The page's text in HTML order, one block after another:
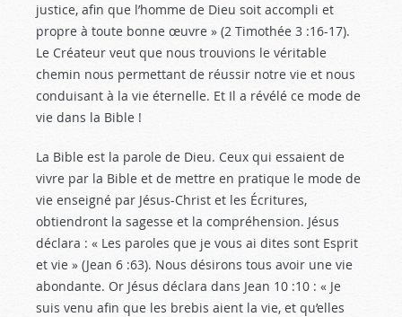
justice, afin que l’homme de Dieu soit accompli et
propre à toute bonne œuvre » (2 Timothée 3 :16-17).
Le Créateur veut que nous trouvions le véritable
chemin nous permettant de réussir notre vie et nous
conduisant à la vie éternelle. Et Il a révélé ce mode de
vie dans la Bible !
La Bible est la parole de Dieu. Ceux qui essaient de
vivre par la Bible et de mettre en pratique le mode de
vie enseigné par Jésus-Christ et les Écritures,
obtiendront la sagesse et la compréhension. Jésus
déclara : « Les paroles que je vous ai dites sont Esprit
et vie » (Jean 6 :63). Nous désirons tous avoir une vie
abondante. Or Jésus déclara dans Jean 10 :10 : « Je
suis venu afin que les brebis aient la vie, et qu’elles